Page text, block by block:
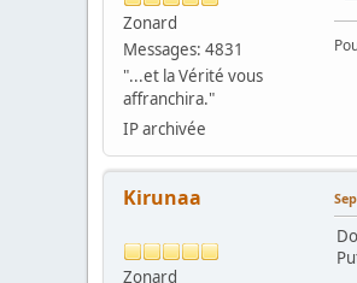
Zonard
Messages: 4831
"...et la Vérité vous
affranchira."
IP archivée
Kirunaa
Zonard